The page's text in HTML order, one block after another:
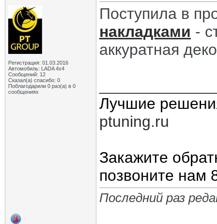
Регистрация: 01.03.2016
Автомобиль: LADA 4x4
Сообщений: 12
Сказал(а) спасибо: 0
Поблагодарили 0 раз(а) в 0
сообщениях
Поступила в
накладками -
аккуратная
Лучшие
ptuning.ru
Закажите
позвоните нам
Последний раз